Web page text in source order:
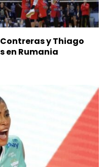
y Thiago
en Rumania